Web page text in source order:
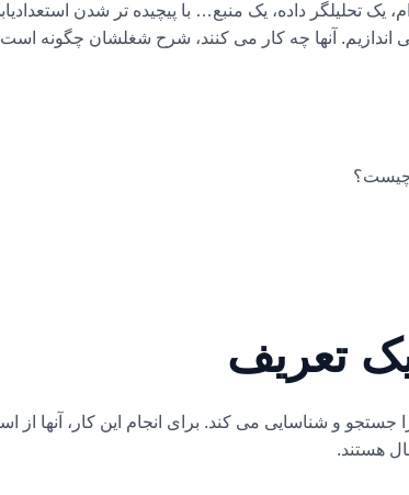
یک تحلیلگر داده، یک منبع… با پیچیده تر شدن
می اندازیم. آنها چه کار می کنند، شرح شغلشان چگونه
چیست؟
تعریف
جستجو و شناسایی می کند. برای انجام این کار، آنها از
هستند.